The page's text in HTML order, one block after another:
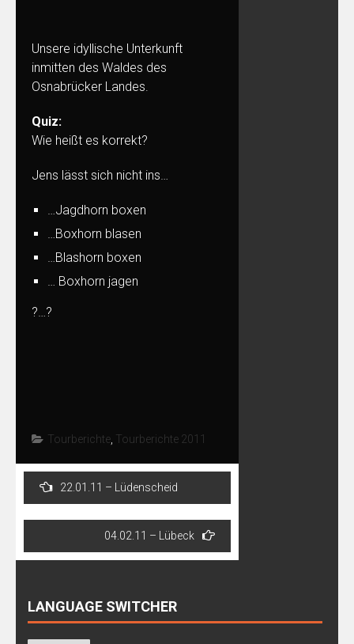
Unsere idyllische Unterkunft
inmitten des Waldes des
Osnabrücker Landes.
Quiz:
Wie heißt es korrekt?
Jens lässt sich nicht ins…
…Jagdhorn boxen
…Boxhorn blasen
…Blashorn boxen
… Boxhorn jagen
?…?
Tourberichte, Tourberichte 2011
Post
navigation
22.01.11 – Lüdenscheid
04.02.11 – Lübeck
LANGUAGE SWITCHER